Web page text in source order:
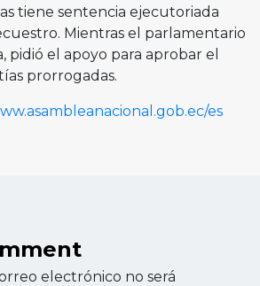
tiene sentencia ejecutoriada
Mientras el parlamentario
pidió el apoyo para aprobar el
prorrogadas.
es
electrónico no será